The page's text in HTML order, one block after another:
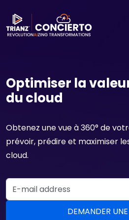
Optimiser la
du cloud
Obtenez une vue à 360° de
prévoir, prédire et maximiser
cloud.
DEMANDER UNE DÉMO
Email Address